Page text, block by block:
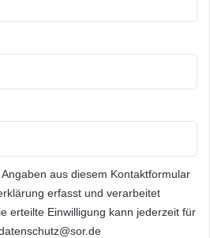
aus diesem Kontaktformular
erfasst und verarbeitet
erteilte Einwilligung kann jederzeit für